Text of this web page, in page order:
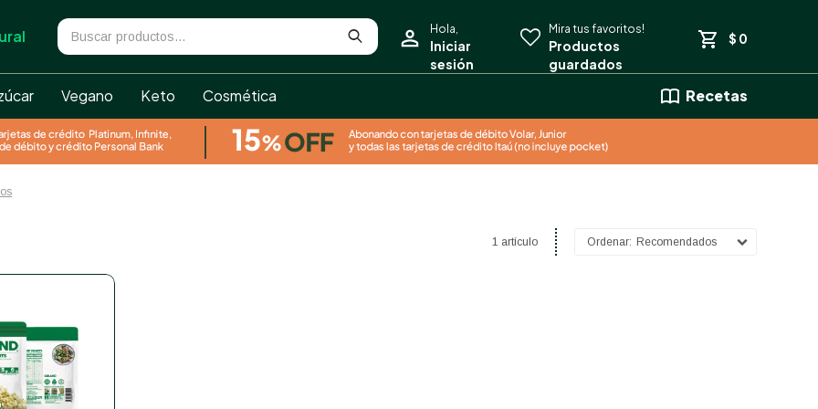
Vegano Keto Cosmética Recetas
$ 0
1 artículo Recomendados